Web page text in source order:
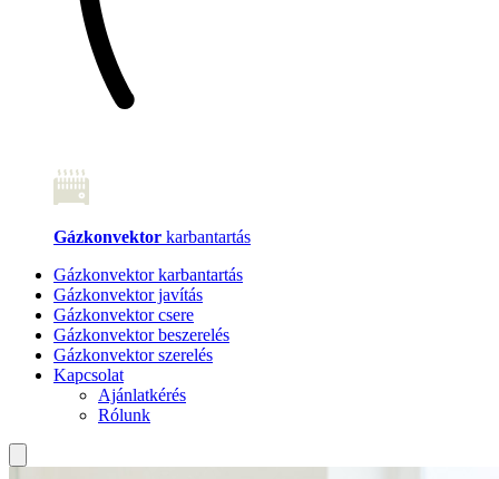
Gázkonvektor karbantartás
Gázkonvektor karbantartás
Gázkonvektor javítás
Gázkonvektor csere
Gázkonvektor beszerelés
Gázkonvektor szerelés
Kapcsolat
Ajánlatkérés
Rólunk